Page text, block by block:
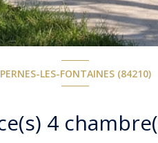
PERNES-LES-FONTAINES (84210)